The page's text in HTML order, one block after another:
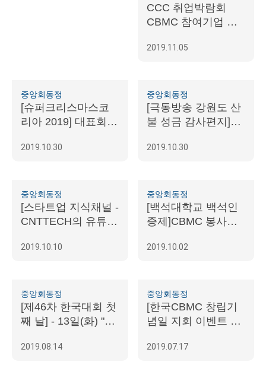
CCC 취업박람회
CBMC 참여기업 모
2019.11.05
중앙회동정
[슈퍼크리스마스코
리아 2019] 대표회장
2019.10.30
중앙회동정
[극동방송 강원도 산
불 성금 감사편지]영
축 현장
2019.10.30
중앙회동정
[스타트업 지식채널 -
CNTTECH의 유튜브
화문지회)
2019.10.10
중앙회동정
[백석대학교 백석인
증제]CBMC 봉사상
2019.10.02
중앙회동정
[제46차 한국대회 첫
째 날] - 13일(화) "성
2019.08.14
중앙회동정
[한국CBMC 창립기
념일 지회 이벤트 참
2019.07.17